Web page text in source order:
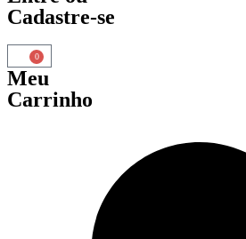
Cadastre-se
0
Meu
Carrinho